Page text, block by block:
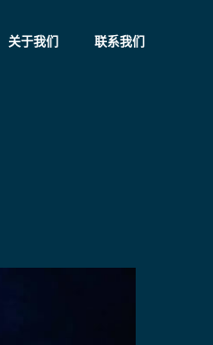
关于我们 联系我们